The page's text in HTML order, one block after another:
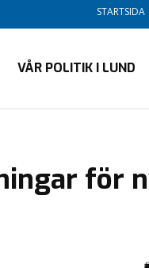
STARTSIDA
VÅR POLITIK I LUND
för